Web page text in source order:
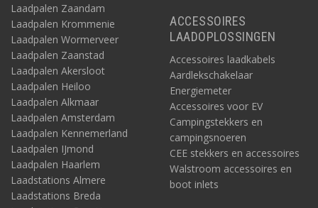
Elektrabox van de Vantast met bestellijst
Noot: bij de Vantast is ook een elektrabox te koop. Dat is een
houten doos voor het compact opbergen van alle elektra voor
een bestelbus die is omgebouwd tot camper. Behalve netjes
weggewerkt is dit ook praktisch, want het is tevens voorzien van
een plug-en-play. Daarmee is de totale doos als geheel snel en
eenvoudig los te koppelen. Bij de elektrabox biedt het bedrijf
ook een bestellijst met de afzonderlijke elektra componenten.
Deze zijn afkomstig van het kwaliteitsmerk Victron.Die Victron
producten zijn te koop op Acculaders.nl.Hetzelfde geldt
voor de bekabeling, zekeringen en overige benodigde elektra-
Laadpalen Zaandam
Laadpalen Krommenie
Laadpalen Wormerveer
Laadpalen Zaanstad
Laadpalen Akersloot
Laadpalen Heiloo
Laadpalen Alkmaar
Laadpalen Amsterdam
Laadpalen Kennemerland
Laadpalen IJmond
Laadpalen Haarlem
Laadstations Almere
Laadstations Breda
ACCESSOIRES
LAADOPLOSSINGEN
Accessoires laadkabels
Aardlekschakelaar
Energiemeter
Accessoires voor EV
Campingstekkers en
campingsnoeren
CEE stekkers en accessoires
Walstroom accessoires en
boot inlets